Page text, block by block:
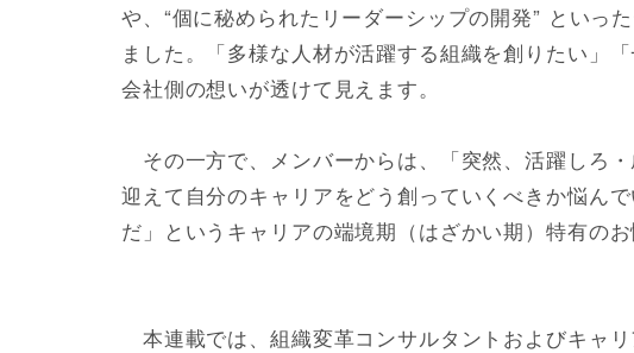
や、“個に秘められたリーダーシップの開発” といっ
ました。「多様な人材が活躍する組織を創りたい」
会社側の想いが透けて見えます。
その一方で、メンバーからは、「突然、活躍しろ
迎えて自分のキャリアをどう創っていくべきか悩ん
だ」というキャリアの端境期（はざかい期）特有のお
本連載では、組織変革コンサルタントおよびキャ